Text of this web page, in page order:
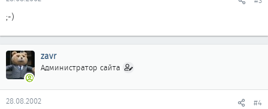
;-)
zavr
Администратор сайта
28.08.2002 #4